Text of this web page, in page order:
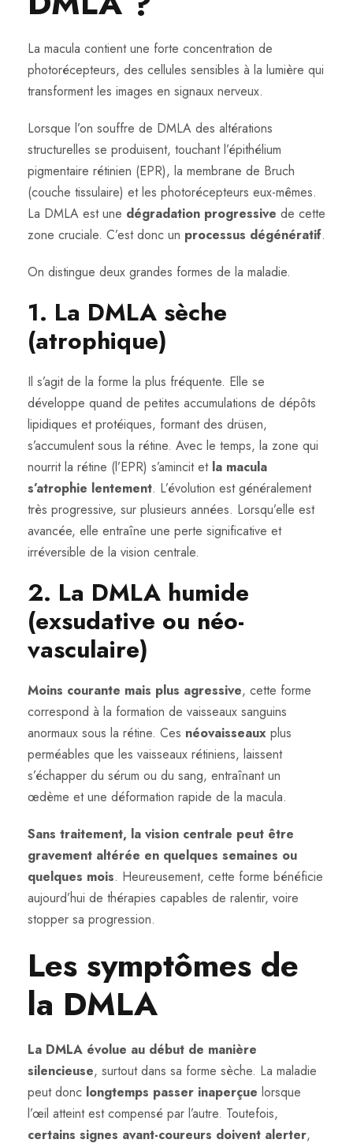
La macula contient une forte concentration de
photorécepteurs, des cellules sensibles à la lumière qui
transforment les images en signaux nerveux.
Lorsque l’on souffre de DMLA des altérations
structurelles se produisent, touchant l’épithélium
pigmentaire rétinien (EPR), la membrane de Bruch
(couche tissulaire) et les photorécepteurs eux-mêmes.
La DMLA est une dégradation progressive de cette
zone cruciale. C’est donc un processus dégénératif.
On distingue deux grandes formes de la maladie.
1. La DMLA sèche
(atrophique)
Il s’agit de la forme la plus fréquente. Elle se
développe quand de petites accumulations de dépôts
lipidiques et protéiques, formant des drüsen,
s’accumulent sous la rétine. Avec le temps, la zone qui
nourrit la rétine (l’EPR) s’amincit et la macula
s’atrophie lentement. L’évolution est généralement
très progressive, sur plusieurs années. Lorsqu’elle est
avancée, elle entraîne une perte significative et
irréversible de la vision centrale.
2. La DMLA humide
(exsudative ou néo-
vasculaire)
Moins courante mais plus agressive, cette forme
correspond à la formation de vaisseaux sanguins
anormaux sous la rétine. Ces néovaisseaux plus
perméables que les vaisseaux rétiniens, laissent
s’échapper du sérum ou du sang, entraînant un
œdème et une déformation rapide de la macula.
Sans traitement, la vision centrale peut être
gravement altérée en quelques semaines ou
quelques mois. Heureusement, cette forme bénéficie
aujourd’hui de thérapies capables de ralentir, voire
stopper sa progression.
Les symptômes de
la DMLA
La DMLA évolue au début de manière
silencieuse, surtout dans sa forme sèche. La maladie
peut donc longtemps passer inaperçue lorsque
l’œil atteint est compensé par l’autre. Toutefois,
certains signes avant-coureurs doivent alerter,